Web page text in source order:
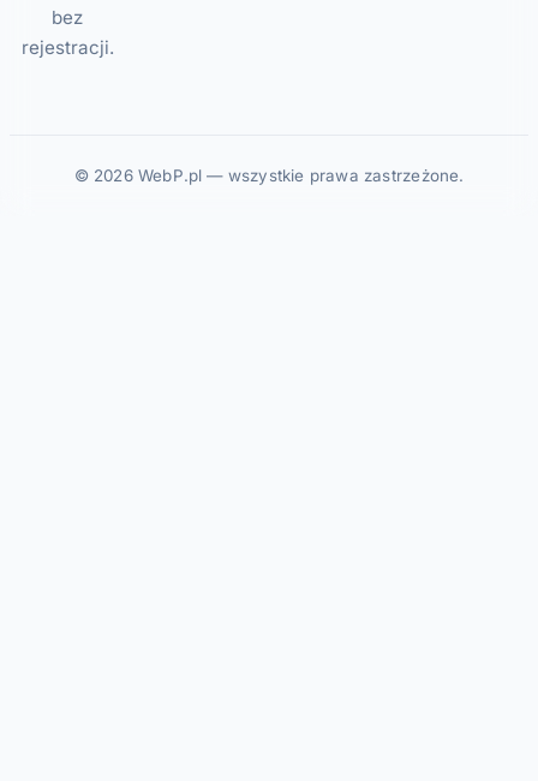
bez
rejestracji.
© 2026 WebP.pl — wszystkie prawa zastrzeżone.